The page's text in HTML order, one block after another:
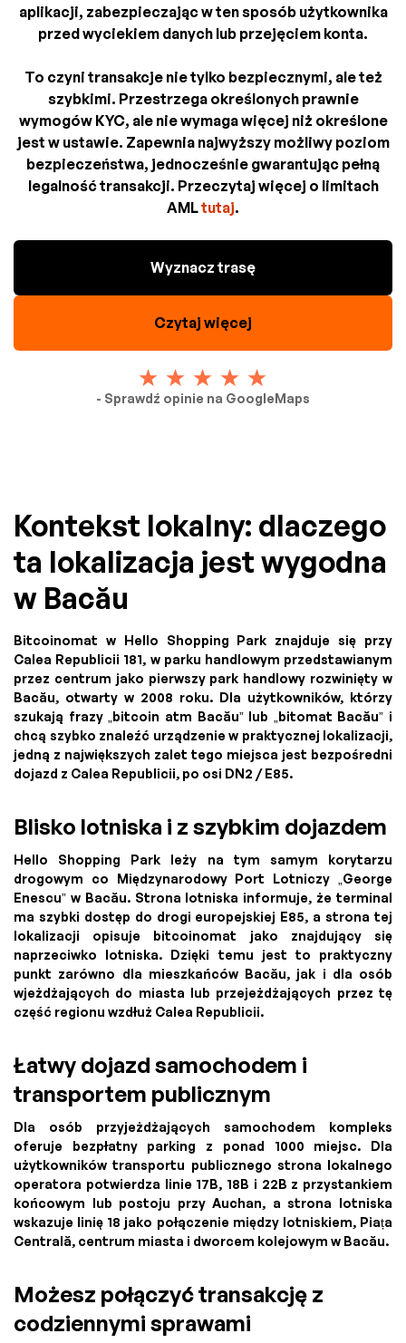
aplikacji, zabezpieczając w ten sposób użytkownika
przed wyciekiem danych lub przejęciem konta.
To czyni transakcje nie tylko bezpiecznymi, ale też
szybkimi. Przestrzega określonych prawnie
wymogów KYC, ale nie wymaga więcej niż określone
jest w ustawie. Zapewnia najwyższy możliwy poziom
bezpieczeństwa, jednocześnie gwarantując pełną
legalność transakcji. Przeczytaj więcej o limitach
AMLtutaj.
Wyznacz trasę
Czytaj więcej
- Sprawdź opinie na GoogleMaps
Kontekst lokalny: dlaczego
ta lokalizacja jest wygodna
w Bacău
Bitcoinomat w Hello Shopping Park znajduje się przy
Calea Republicii 181, w parku handlowym przedstawianym
przez centrum jako pierwszy park handlowy rozwinięty w
Bacău, otwarty w 2008 roku. Dla użytkowników, którzy
szukają frazy „bitcoin atm Bacău” lub „bitomat Bacău” i
chcą szybko znaleźć urządzenie w praktycznej lokalizacji,
jedną z największych zalet tego miejsca jest bezpośredni
dojazd z Calea Republicii, po osi DN2 / E85.
Blisko lotniska i z szybkim dojazdem
Hello Shopping Park leży na tym samym korytarzu
drogowym co Międzynarodowy Port Lotniczy „George
Enescu” w Bacău. Strona lotniska informuje, że terminal
ma szybki dostęp do drogi europejskiej E85, a strona tej
lokalizacji opisuje bitcoinomat jako znajdujący się
naprzeciwko lotniska. Dzięki temu jest to praktyczny
punkt zarówno dla mieszkańców Bacău, jak i dla osób
wjeżdżających do miasta lub przejeżdżających przez tę
część regionu wzdłuż Calea Republicii.
Łatwy dojazd samochodem i
transportem publicznym
Dla osób przyjeżdżających samochodem kompleks
oferuje bezpłatny parking z ponad 1000 miejsc. Dla
użytkowników transportu publicznego strona lokalnego
operatora potwierdza linie 17B, 18B i 22B z przystankiem
końcowym lub postoju przy Auchan, a strona lotniska
wskazuje linię 18 jako połączenie między lotniskiem, Piața
Centrală, centrum miasta i dworcem kolejowym w Bacău.
Możesz połączyć transakcję z
codziennymi sprawami